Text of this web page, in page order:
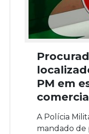
PM em
A Polícia
mandado de